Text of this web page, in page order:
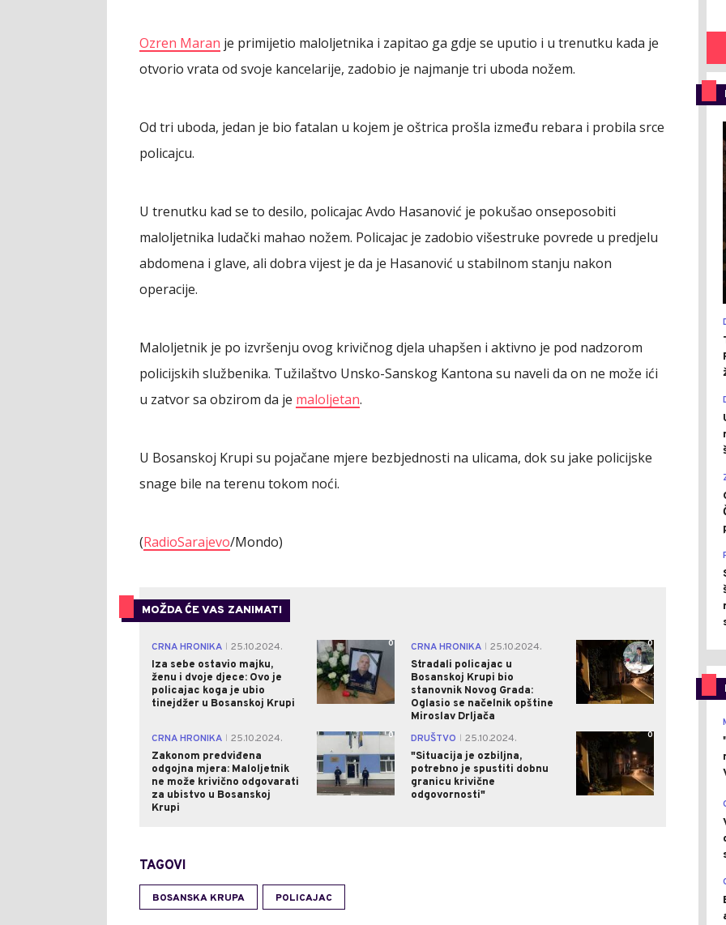
Ozren Maran je primijetio maloljetnika i zapitao ga gdje se uputio i u trenutku kada je
otvorio vrata od svoje kancelarije, zadobio je najmanje tri uboda nožem.
Od tri uboda, jedan je bio fatalan u kojem je oštrica prošla između rebara i probila srce
policajcu.
U trenutku kad se to desilo, policajac Avdo Hasanović je pokušao onseposobiti
maloljetnika ludački mahao nožem. Policajac je zadobio višestruke povrede u predjelu
abdomena i glave, ali dobra vijest je da je Hasanović u stabilnom stanju nakon
operacije.
Maloljetnik je po izvršenju ovog krivičnog djela uhapšen i aktivno je pod nadzorom
policijskih službenika. Tužilaštvo Unsko-Sanskog Kantona su naveli da on ne može ići
u zatvor sa obzirom da je maloljetan.
U Bosanskoj Krupi su pojačane mjere bezbjednosti na ulicama, dok su jake policijske
snage bile na terenu tokom noći.
(RadioSarajevo/Mondo)
MOŽDA ĆE VAS ZANIMATI
CRNA HRONIKA
25.10.2024.
Iza sebe ostavio majku,
ženu i dvoje djece: Ovo je
policajac koga je ubio
tinejdžer u Bosanskoj Krupi
0 CRNA HRONIKA
25.10.2024.
Stradali policajac u
Bosanskoj Krupi bio
stanovnik Novog Grada:
Oglasio se načelnik opštine
Miroslav Drljača
0
CRNA HRONIKA
25.10.2024.
Zakonom predviđena
odgojna mjera: Maloljetnik
ne može krivično odgovarati
za ubistvo u Bosanskoj
Krupi
0 DRUŠTVO
25.10.2024.
"Situacija je ozbiljna,
potrebno je spustiti dobnu
granicu krivične
odgovornosti"
0
TAGOVI
BOSANSKA KRUPA POLICAJAC